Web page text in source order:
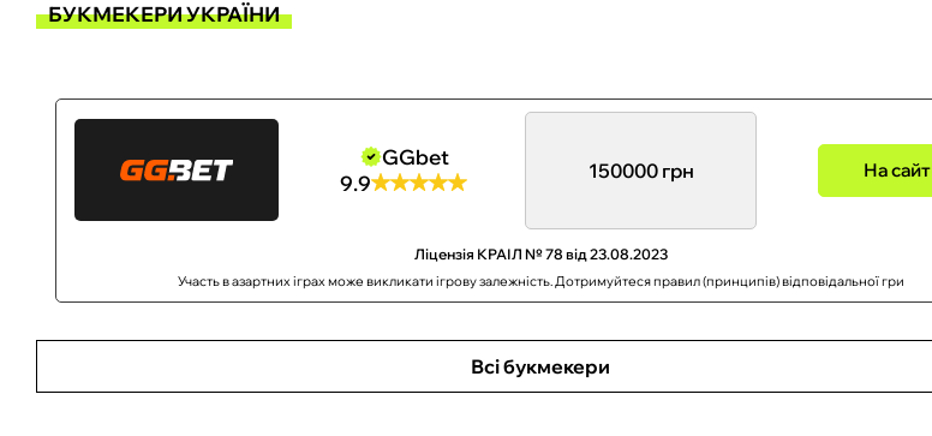
БУКМЕКЕРИ УКРАЇНИ
GGbet
9.9
150000 грн На сайт
Ліцензія КРАІЛ № 78 від 23.08.2023
Участь в азартних іграх може викликати ігрову залежність. Дотримуйтеся правил (принципів) відповідальної гри
Всі букмекери